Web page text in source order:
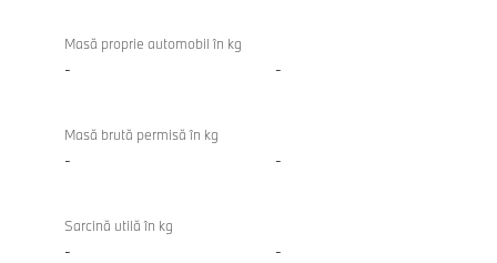
Masă proprie automobil în kg
- -
Masă brută permisă în kg
- -
Sarcină utilă în kg
- -